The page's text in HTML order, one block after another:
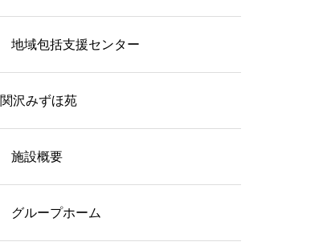
地域包括支援センター
関沢みずほ苑
施設概要
グループホーム